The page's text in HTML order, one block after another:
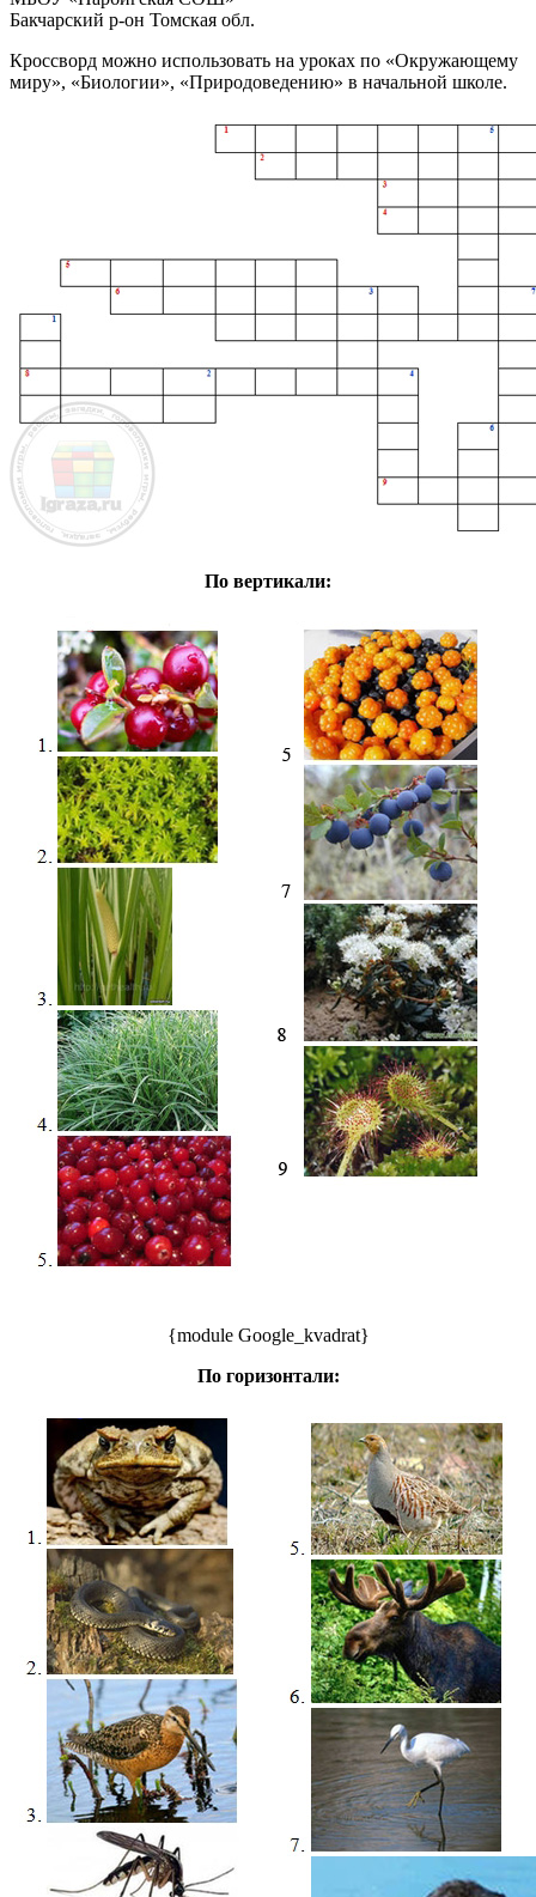
Бакчарский р-он Томская обл.
Кроссворд можно использовать на уроках по «Окружающему
миру», «Биологии», «Природоведению» в начальной школе.
По вертикали:
{module Google_kvadrat}
По горизонтали: